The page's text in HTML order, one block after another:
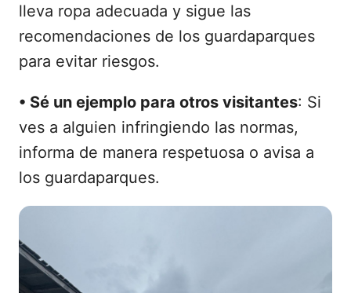
lleva ropa adecuada y sigue las
recomendaciones de los guardaparques
para evitar riesgos.
• Sé un ejemplo para otros visitantes: Si
ves a alguien infringiendo las normas,
informa de manera respetuosa o avisa a
los guardaparques.